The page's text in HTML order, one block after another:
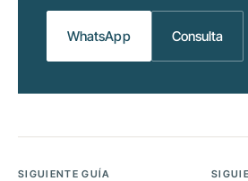
WhatsApp Consulta
SIGUIENTE GUÍA